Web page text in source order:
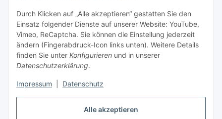
Alle akzeptieren
Durch Klicken auf „Alle akzeptieren“ gestatten Sie den
Einsatz folgender Dienste auf unserer Website: YouTube,
Vimeo, ReCaptcha. Sie können die Einstellung jederzeit
ändern (Fingerabdruck-Icon links unten). Weitere Details
finden Sie unter Konfigurieren und in unserer
Datenschutzerklärung.
Impressum Datenschutz